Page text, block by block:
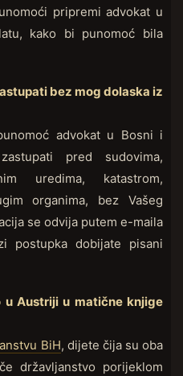
pripremi advokat u
kako bi punomoć bila
bez mog dolaska iz
advokat u Bosni i
pred sudovima,
uredima, katastrom,
organima, bez Vašeg
se odvija putem e-maila
postupka dobijate pisani
u Austriji u matične knjige
BiH, dijete čija su oba
državljanstvo porijeklom